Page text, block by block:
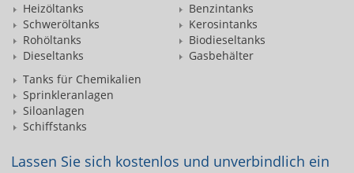
Heizöltanks
Schweröltanks
Rohöltanks
Dieseltanks
Benzintanks
Kerosintanks
Biodieseltanks
Gasbehälter
Tanks für Chemikalien
Sprinkleranlagen
Siloanlagen
Schiffstanks
Lassen Sie sich kostenlos und unverbindlich ein